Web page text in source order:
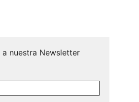
a nuestra Newsletter